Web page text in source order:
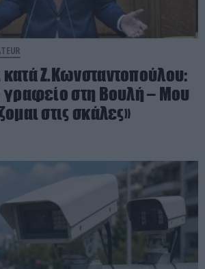
Ζ.Κωνσταντοπούλου:
στη Βουλή – Μου
στις σκάλες»